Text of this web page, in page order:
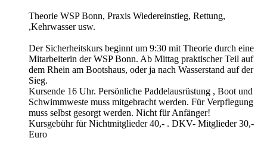
Theorie WSP Bonn, Praxis Wiedereinstieg, Rettung,
,Kehrwasser usw.
Der Sicherheitskurs beginnt um 9:30 mit Theorie durch eine
Mitarbeiterin der WSP Bonn. Ab Mittag praktischer Teil auf
dem Rhein am Bootshaus, oder ja nach Wasserstand auf der
Sieg.
Kursende 16 Uhr. Persönliche Paddelausrüstung , Boot und
Schwimmweste muss mitgebracht werden. Für Verpflegung
muss selbst gesorgt werden. Nicht für Anfänger!
Kursgebühr für Nichtmitglieder 40,- . DKV- Mitglieder 30,-
Euro